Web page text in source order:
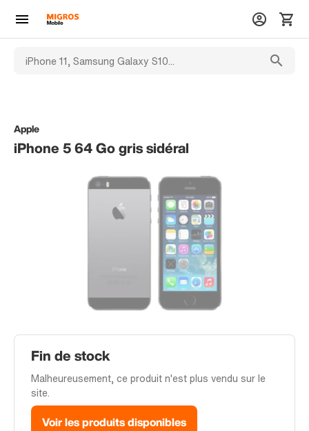
Apple
iPhone 5 64 Go gris sidéral
Fin de stock
Malheureusement, ce produit n'est plus vendu sur le
site.
Voir les produits disponibles